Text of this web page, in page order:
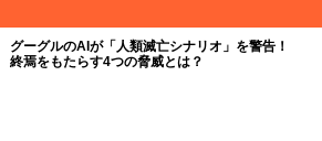
グーグルのAIが「人類滅亡シナリオ」を警告！
終焉をもたらす4つの脅威とは？